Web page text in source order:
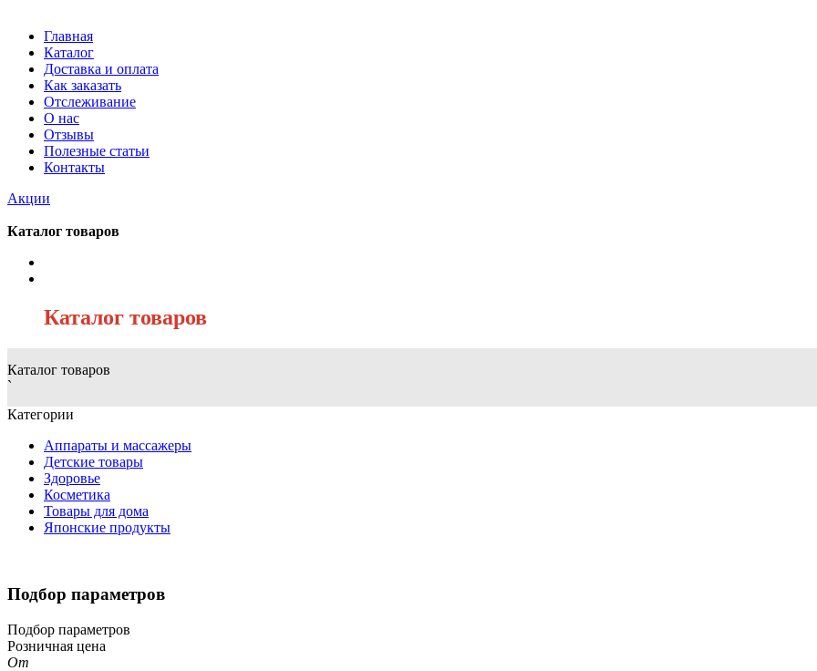
Главная
Каталог
Доставка и оплата
Как заказать
Отслеживание
О нас
Отзывы
Полезные статьи
Контакты
Акции
Каталог товаров
Каталог товаров
Каталог товаров
`
Категории
Аппараты и массажеры
Детские товары
Здоровье
Косметика
Товары для дома
Японские продукты
Подбор параметров
Подбор параметров
Розничная цена
От